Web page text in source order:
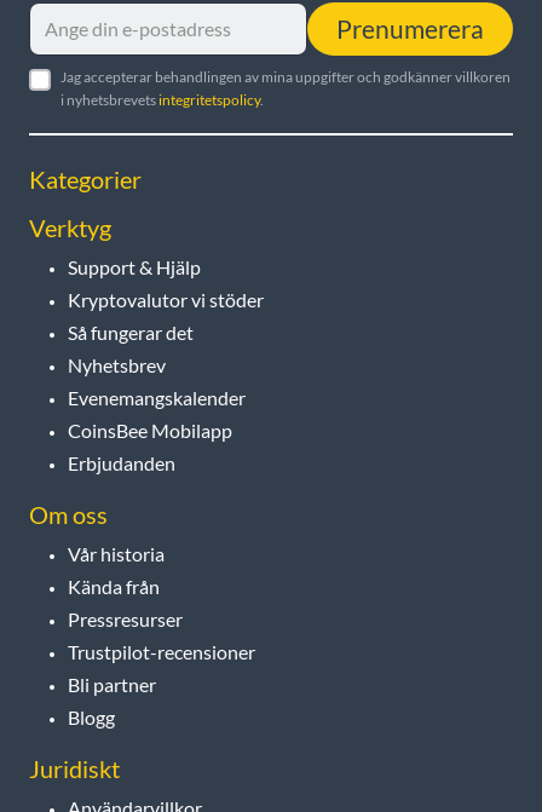
Prenumerera
Jag accepterar behandlingen av mina uppgifter och godkänner villkoren
i nyhetsbrevets integritetspolicy.
Kategorier
Verktyg
Support & Hjälp
Kryptovalutor vi stöder
Så fungerar det
Nyhetsbrev
Evenemangskalender
CoinsBee Mobilapp
Erbjudanden
Om oss
Vår historia
Kända från
Pressresurser
Trustpilot-recensioner
Bli partner
Blogg
Juridiskt